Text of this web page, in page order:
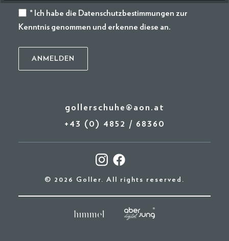
* Ich habe die Datenschutzbestimmungen zur
Kenntnis genommen und erkenne diese an.
gollerschuhe@aon.at
+43 (0) 4852 / 68360
© 2026 Goller. All rights reserved.